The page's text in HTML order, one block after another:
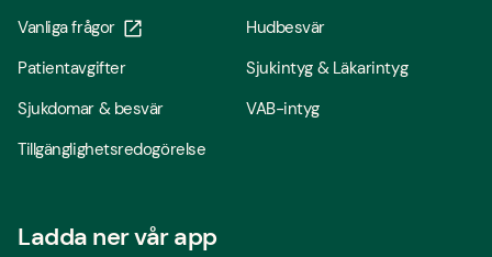
Vanliga frågor
Patientavgifter
Sjukdomar & besvär
Tillgänglighetsredogörelse
Hudbesvär
Sjukintyg & Läkarintyg
VAB-intyg
Ladda ner vår app